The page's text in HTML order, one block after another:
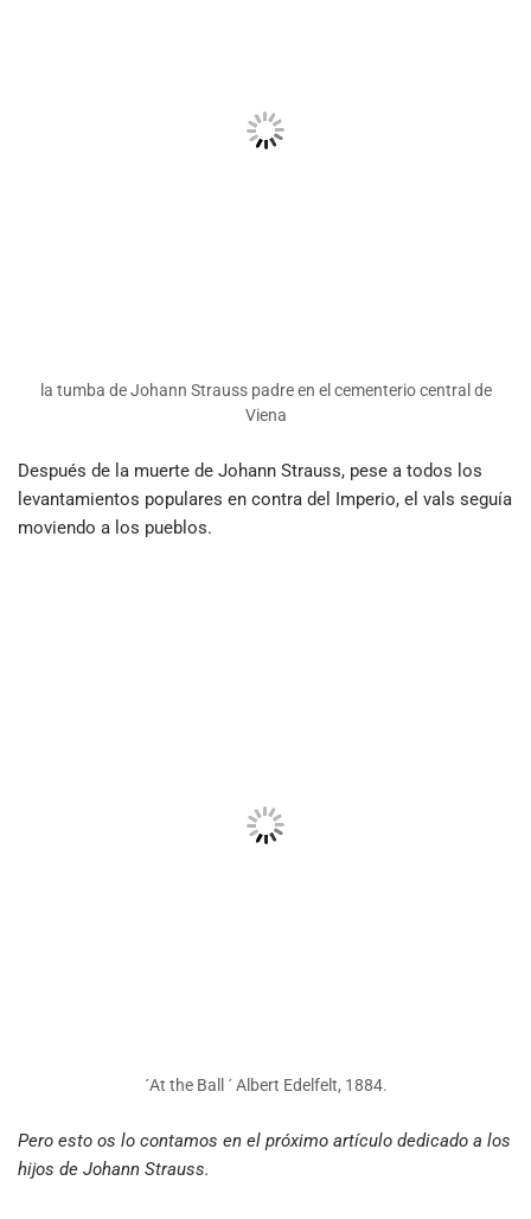
la tumba de Johann Strauss padre en el cementerio central de
Viena
Después de la muerte de Johann Strauss, pese a todos los
levantamientos populares en contra del Imperio, el vals seguía
moviendo a los pueblos.
´At the Ball ´ Albert Edelfelt, 1884.
Pero esto os lo contamos en el próximo artículo dedicado a los
hijos de Johann Strauss.